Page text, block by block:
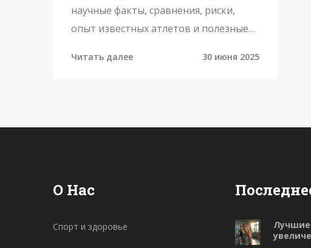
научные факты, сравнения, риски,
опыт известных атлетов и полезные
Читать далее 30 июня 2025
О Нас
Спорт и здоровье